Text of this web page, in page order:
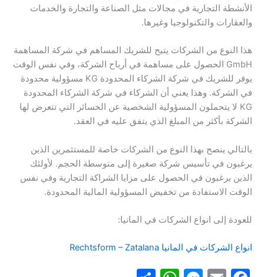
الأنشطة التجارية في مجالات مثل الصناعة والتجارة والخدمات
والعقارات والتكنولوجيا وغيرها.
هذا النوع من الشركات يتيح للشريك المساهم في شركة المساهمة
GmbH الحصول على مساهمة في أرباح الشركة، وفي نفس الوقت
يوفر للشريك في شركة الشركاء المحدودة KG مسؤولية محدودة
في الشركة. وهذا يعني أن الشركاء في شركة الشركاء المحدودة
KG لا يتحملون المسؤولية الشخصية عن الخسائر التي تتعرض لها
الشركة بأكثر من المبلغ الذي يتفق عليه في العقد.
بالتالي ينصح بهذا النوع من الشركات خاصة للمستثمرين الذين
يرغبون في تأسيس شركة صغيرة إلى متوسطة الحجم. لأولئك
الذين يرغبون في الحصول على مزايا الشراكة التجارية وفي نفس
الوقت الاستفادة من تخفيض المسؤولية المالية المحدودة.
للعودة إلى انواع الشركات في المانيا:
انواع الشركات في المانيا Rechtsform – Zatalana